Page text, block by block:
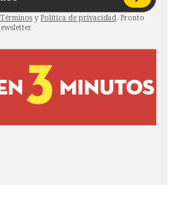
Términos y Política de privacidad. Pronto